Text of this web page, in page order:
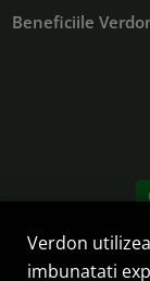
Beneficiile
Verdon
imbunatati